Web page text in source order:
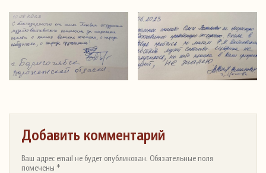
Добавить комментарий
Ваш адрес email не будет опубликован. Обязательные поля
помечены *